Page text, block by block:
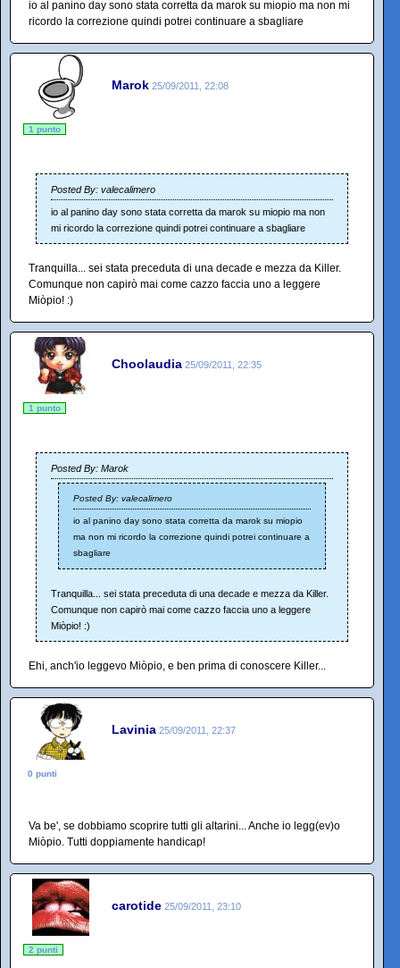
io al panino day sono stata corretta da marok su miopio ma non mi
ricordo la correzione quindi potrei continuare a sbagliare
Marok 25/09/2011, 22:08
1 punto
Posted By: valecalimero
io al panino day sono stata corretta da marok su miopio ma non
mi ricordo la correzione quindi potrei continuare a sbagliare
Tranquilla... sei stata preceduta di una decade e mezza da Killer.
Comunque non capirò mai come cazzo faccia uno a leggere
Miòpio! :)
Choolaudia 25/09/2011, 22:35
1 punto
Posted By: Marok
Posted By: valecalimero
io al panino day sono stata corretta da marok su miopio
ma non mi ricordo la correzione quindi potrei continuare a
sbagliare
Tranquilla... sei stata preceduta di una decade e mezza da Killer.
Comunque non capirò mai come cazzo faccia uno a leggere
Miòpio! :)
Ehi, anch'io leggevo Miòpio, e ben prima di conoscere Killer...
Lavinia 25/09/2011, 22:37
0 punti
Va be', se dobbiamo scoprire tutti gli altarini... Anche io legg(ev)o
Miòpio. Tutti doppiamente handicap!
carotide 25/09/2011, 23:10
2 punti